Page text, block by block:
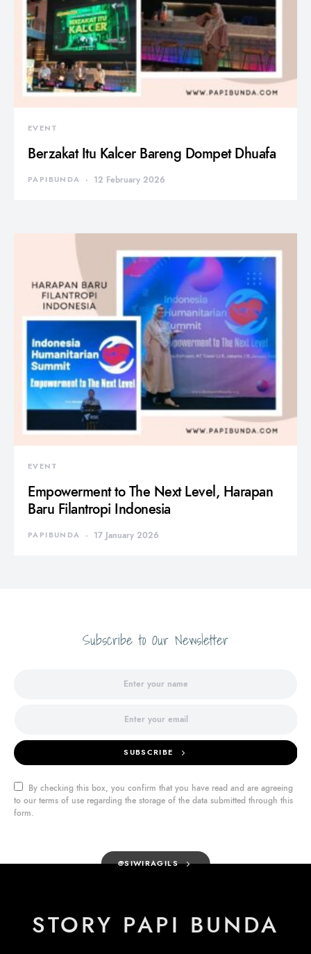
EVENT
Berzakat Itu Kalcer Bareng Dompet Dhuafa
PAPIBUNDA 12 February 2026
EVENT
Empowerment to The Next Level, Harapan
Baru Filantropi Indonesia
PAPIBUNDA 17 January 2026
Subscribe to Our Newsletter
SUBSCRIBE
By checking this box, you confirm that you have read and are agreeing
to our terms of use regarding the storage of the data submitted through this
form.
@SIWIRAGILS
STORY PAPI BUNDA